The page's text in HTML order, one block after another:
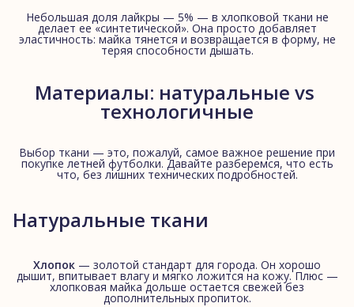
Небольшая доля лайкры — 5% — в хлопковой ткани не
делает ее «синтетической». Она просто добавляет
эластичность: майка тянется и возвращается в форму, не
теряя способности дышать.
Материалы: натуральные vs
технологичные
Выбор ткани — это, пожалуй, самое важное решение при
покупке летней футболки. Давайте разберемся, что есть
что, без лишних технических подробностей.
Натуральные ткани
Хлопок — золотой стандарт для города. Он хорошо
дышит, впитывает влагу и мягко ложится на кожу. Плюс —
хлопковая майка дольше остается свежей без
дополнительных пропиток.